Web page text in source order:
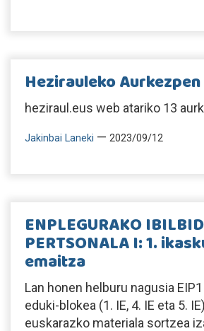
Hezirauleko
heziraul.eus web atariko 13
Jakinbai Laneki — 2023/09/12
ENPLEGURAKO
PERTSONALA I: 1.
emaitza
Lan honen helburu nagusia
eduki-blokea (1. IE, 4. IE eta 5.
euskarazko materiala sortzea